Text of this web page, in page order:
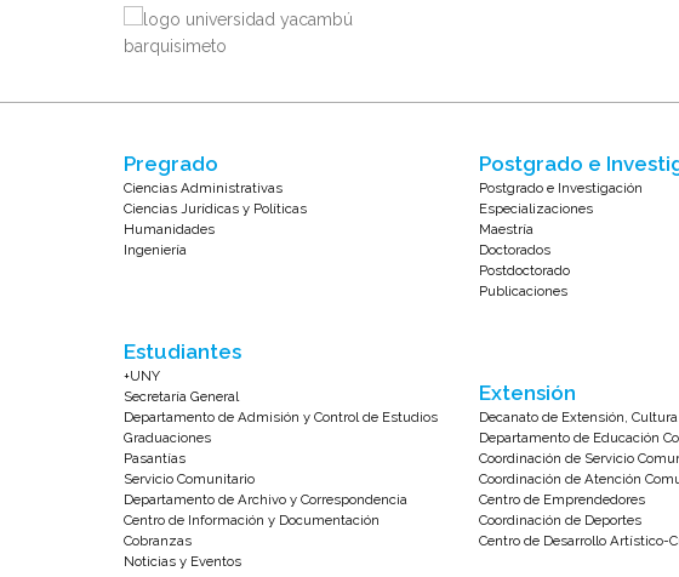
Pregrado
Ciencias Administrativas
Ciencias Jurídicas y Políticas
Humanidades
Ingeniería
Estudiantes
+UNY
Secretaría General
Departamento de Admisión y Control de Estudios
Graduaciones
Pasantías
Servicio Comunitario
Departamento de Archivo y Correspondencia
Centro de Información y Documentación
Cobranzas
Noticias y Eventos
Postgrado e
Postgrado e Investigación
Especializaciones
Maestría
Doctorados
Postdoctorado
Publicaciones
Extensión
Decanato de Extensión,
Departamento de Educación
Coordinación de Servicio
Coordinación de Atención
Centro de Emprendedores
Coordinación de Deportes
Centro de Desarrollo Artístico-